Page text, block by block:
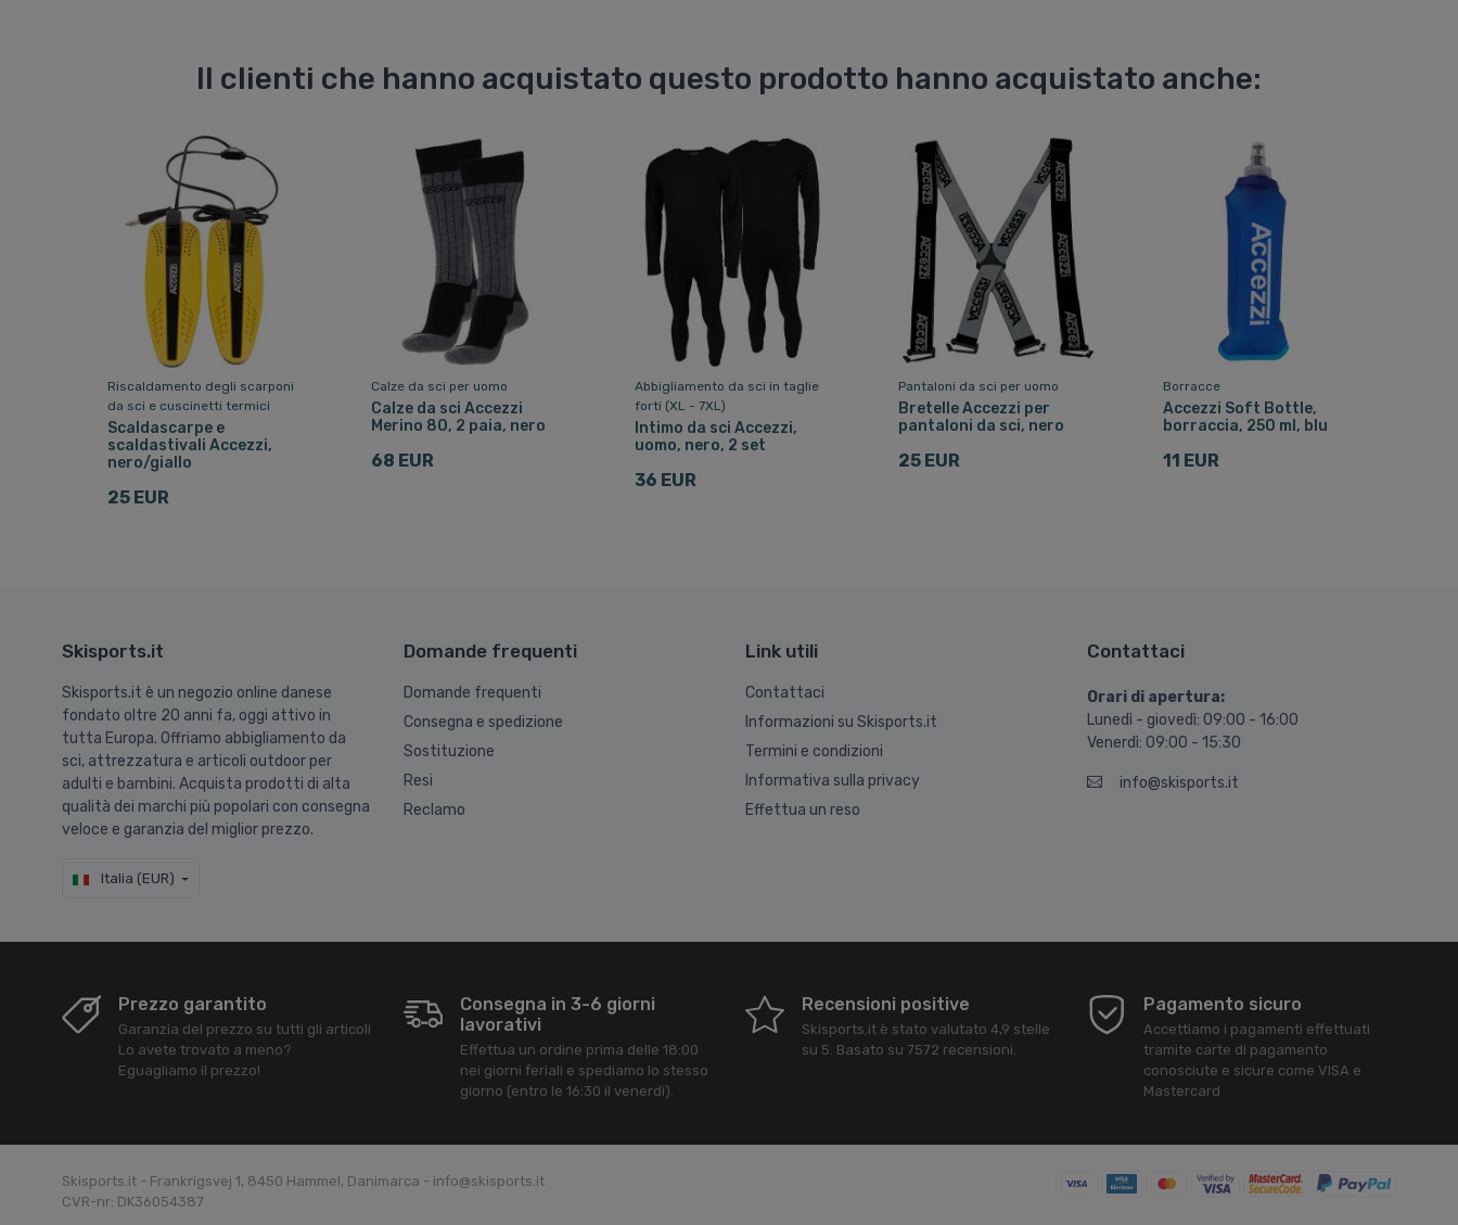
Il clienti che hanno acquistato questo prodotto hanno acquistato anche:
Riscaldamento degli scarponi
da sci e cuscinetti termici
Scaldascarpe e
scaldastivali Accezzi,
nero/giallo
25 EUR
Calze da sci per uomo
Calze da sci Accezzi
Merino 80, 2 paia, nero
68 EUR
Abbigliamento da sci in taglie
forti (XL - 7XL)
Intimo da sci Accezzi,
uomo, nero, 2 set
36 EUR
Pantaloni da sci per uomo
Bretelle Accezzi per
pantaloni da sci, nero
25 EUR
Borracce
Accezzi Soft Bottle,
borraccia, 250 ml, blu
11 EUR
Skisports.it
Skisports.it è un negozio online danese
fondato oltre 20 anni fa, oggi attivo in
tutta Europa. Offriamo abbigliamento da
sci, attrezzatura e articoli outdoor per
adulti e bambini. Acquista prodotti di alta
qualità dei marchi più popolari con consegna
veloce e garanzia del miglior prezzo.
Italia (EUR)
Domande frequenti
Domande frequenti
Consegna e spedizione
Sostituzione
Resi
Reclamo
Link utili
Contattaci
Informazioni su Skisports.it
Termini e condizioni
Informativa sulla privacy
Effettua un reso
Contattaci
Orari di apertura:
Lunedì - giovedì: 09:00 - 16:00
Venerdì: 09:00 - 15:30
info@skisports.it
Prezzo garantito
Garanzia del prezzo su tutti gli articoli
Lo avete trovato a meno?
Eguagliamo il prezzo!
Consegna in 3-6 giorni
lavorativi
Effettua un ordine prima delle 18:00
nei giorni feriali e spediamo lo stesso
giorno (entro le 16:30 il venerdì).
Recensioni positive
Skisports.it è stato valutato 4,9 stelle
su 5. Basato su 7572 recensioni.
Pagamento sicuro
Accettiamo i pagamenti effettuati
tramite carte di pagamento
conosciute e sicure come VISA e
Mastercard
Skisports.it - Frankrigsvej 1, 8450 Hammel, Danimarca - info@skisports.it
CVR-nr: DK36054387